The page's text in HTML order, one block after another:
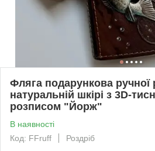
Фляга подарункова ручної
натуральній шкірі з 3D-
розписом "Йорж"
В наявності
Код: FFruff
Роздріб